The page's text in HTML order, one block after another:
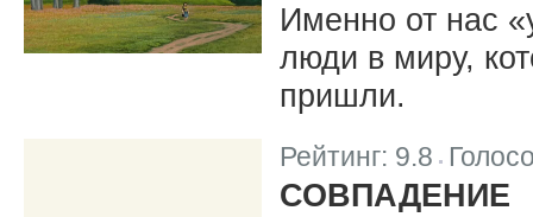
Именно от нас
люди в миру,
пришли.
Рейтинг: 9.8
СОВПАДЕНИЕ